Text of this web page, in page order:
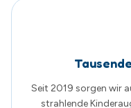
Was
Echte Google